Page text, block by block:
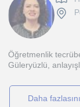
Öğretmenlik
Güleryüzlü,
daha